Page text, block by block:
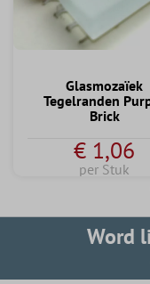
Glasmozaïek
Tegelranden
Brick
€ 1,06
per Stuk
Word